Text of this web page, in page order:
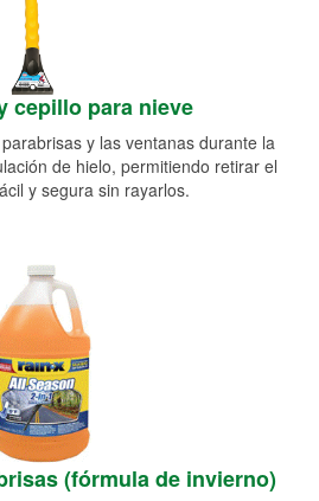
cepillo para nieve
y las ventanas durante la
de hielo, permitiendo retirar el
y segura sin rayarlos.
(fórmula de invierno)